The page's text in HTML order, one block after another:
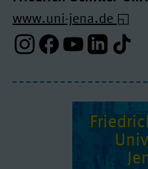
www.uni-jena.de
Instagram-Profil
Facebook-Profil
Youtube-Profil